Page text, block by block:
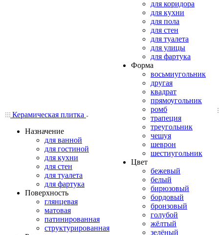
Керамическая плитка
Назначение
для ванной
для гостиной
для кухни
для стен
для туалета
для фартука
Поверхность
глянцевая
матовая
патинированная
структурированная
для коридора
для кухни
для пола
для стен
для туалета
для улицы
для фартука
Форма
восьмиугольник
другая
квадрат
прямоугольник
ромб
трапеция
треугольник
чешуя
шеврон
шестиугольник
Цвет
бежевый
белый
бирюзовый
бордовый
бронзовый
голубой
жёлтый
зелёный